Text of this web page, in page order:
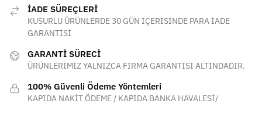
İADE SÜREÇLERİ
KUSURLU ÜRÜNLERDE 30 GÜN İÇERİSİNDE PARA İADE
GARANTİSİ
GARANTİ SÜRECİ
ÜRÜNLERİMİZ YALNIZCA FİRMA GARANTİSİ ALTINDADIR.
100% Güvenli Ödeme Yöntemleri
KAPIDA NAKİT ÖDEME / KAPIDA BANKA HAVALESİ/